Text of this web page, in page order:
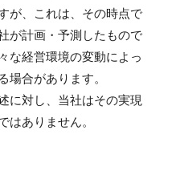
が、これは、その時点で
が計画・予測したもので
な経営環境の変動によっ
場合があります。
に対し、当社はその実現
はありません。